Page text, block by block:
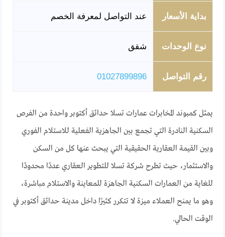
بداية الأسعار عند التواصل لمعرفة الخصم
نوع الوحدات شقق
رقم التواصل 01027899896
يمثل كمبوند المخابرات عمارات تسلا حدائق أكتوبر واحدة من الفرص
السكنية النادرة التي تجمع بين الجاهزية الفعلية للاستلام الفوري
وبين القيمة العقارية الحقيقية التي يبحث عنها كل من السكن
والاستثمار، حيث تطرح شركة تسلا للتطوير العقاري عددًا محدودًا
للغاية من العمارات السكنية الجاهزة للمعاينة والاستلام مباشرة،
وهو ما يمنح العملاء ميزة لا تتكرر كثيرًا داخل مدينة حدائق أكتوبر في
الوقت الحالي.